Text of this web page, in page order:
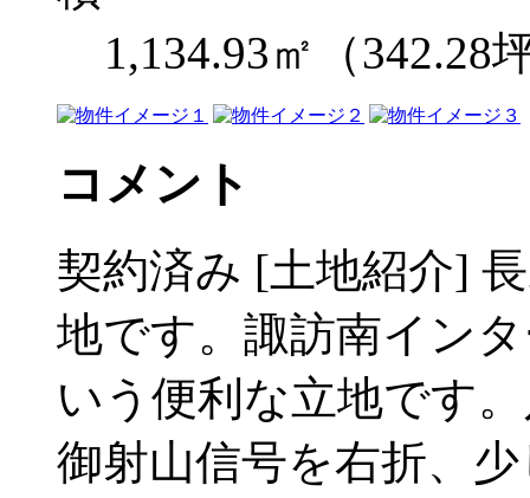
1,134.93㎡（342.28
コメント
契約済み [土地紹介]
地です。諏訪南イン
いう便利な立地です
御射山信号を右折、